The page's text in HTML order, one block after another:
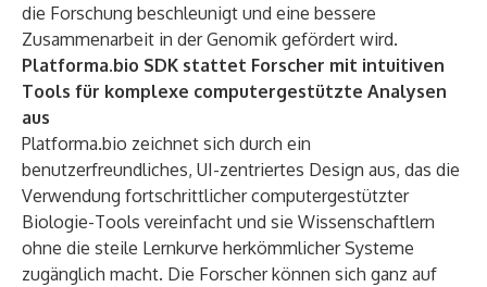
die Forschung beschleunigt und eine bessere
Zusammenarbeit in der Genomik gefördert wird.
Platforma.bio SDK stattet Forscher mit intuitiven
Tools für komplexe computergestützte Analysen
aus
Platforma.bio zeichnet sich durch ein
benutzerfreundliches, UI-zentriertes Design aus, das die
Verwendung fortschrittlicher computergestützter
Biologie-Tools vereinfacht und sie Wissenschaftlern
ohne die steile Lernkurve herkömmlicher Systeme
zugänglich macht. Die Forscher können sich ganz auf